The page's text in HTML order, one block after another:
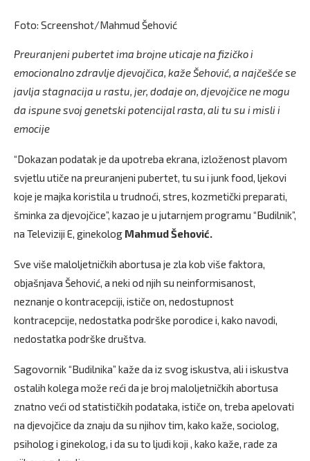
Foto: Screenshot/Mahmud Šehović
Preuranjeni pubertet ima brojne uticaje na fizičko i
emocionalno zdravlje djevojčica, kaže Šehović, a najčešće se
javlja stagnacija u rastu, jer, dodaje on, djevojčice ne mogu
da ispune svoj genetski potencijal rasta, ali tu su i misli i
emocije
“Dokazan podatak je da upotreba ekrana, izloženost plavom
svjetlu utiče na preuranjeni pubertet, tu su i junk food, ljekovi
koje je majka koristila u trudnoći, stres, kozmetički preparati,
šminka za djevojčice”, kazao je u jutarnjem programu “Budilnik”,
na Televiziji E, ginekolog Mahmud Šehović.
Sve više maloljetničkih abortusa je zla kob više faktora,
objašnjava Šehović, a neki od njih su neinformisanost,
neznanje o kontracepciji, ističe on, nedostupnost
kontracepcije, nedostatka podrške porodice i, kako navodi,
nedostatka podrške društva.
Sagovornik “Budilnika” kaže da iz svog iskustva, ali i iskustva
ostalih kolega može reći da je broj maloljetničkih abortusa
znatno veći od statističkih podataka, ističe on, treba apelovati
na djevojčice da znaju da su njihov tim, kako kaže, sociolog,
psiholog i ginekolog, i da su to ljudi koji , kako kaže, rade za